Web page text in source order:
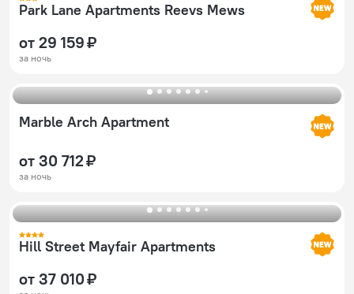
Park Lane Apartments Reevs Mews
от 29 159 ₽
за ночь
Marble Arch Apartment
от 30 712 ₽
за ночь
Hill Street Mayfair Apartments
от 37 010 ₽